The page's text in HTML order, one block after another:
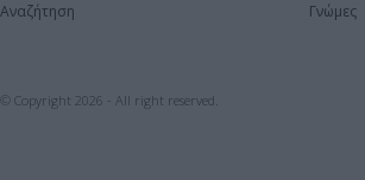
Αναζήτηση
Γνώμες
© Copyright 2026 - All right reserved.